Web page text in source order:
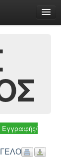
Εγγραφής/